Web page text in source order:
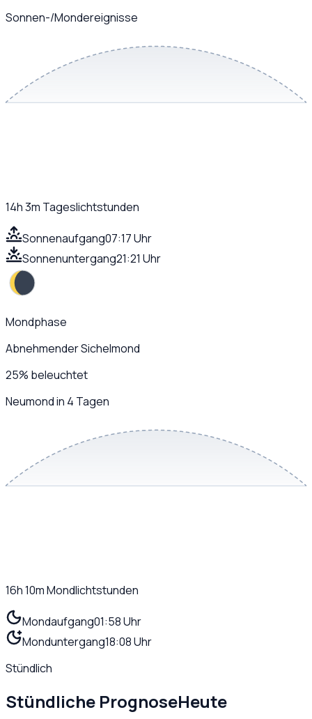
Sonnen-/Mondereignisse
14h 3m Tageslichtstunden
Sonnenaufgang07:17 Uhr
Sonnenuntergang21:21 Uhr
Mondphase
Abnehmender Sichelmond
25% beleuchtet
Neumond in 4 Tagen
16h 10mMondlichtstunden
Mondaufgang01:58 Uhr
Monduntergang18:08 Uhr
Stündlich
Stündliche PrognoseHeute